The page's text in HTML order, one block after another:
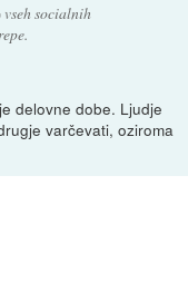
socialnih
delovne dobe. Ljudje
varčevati, oziroma